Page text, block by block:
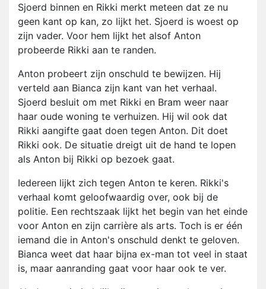
Sjoerd binnen en Rikki merkt meteen dat ze nu
geen kant op kan, zo lijkt het. Sjoerd is woest op
zijn vader. Voor hem lijkt het alsof Anton
probeerde Rikki aan te randen.
Anton probeert zijn onschuld te bewijzen. Hij
verteld aan Bianca zijn kant van het verhaal.
Sjoerd besluit om met Rikki en Bram weer naar
haar oude woning te verhuizen. Hij wil ook dat
Rikki aangifte gaat doen tegen Anton. Dit doet
Rikki ook. De situatie dreigt uit de hand te lopen
als Anton bij Rikki op bezoek gaat.
Iedereen lijkt zich tegen Anton te keren. Rikki's
verhaal komt geloofwaardig over, ook bij de
politie. Een rechtszaak lijkt het begin van het einde
voor Anton en zijn carrière als arts. Toch is er één
iemand die in Anton's onschuld denkt te geloven.
Bianca weet dat haar bijna ex-man tot veel in staat
is, maar aanranding gaat voor haar ook te ver.